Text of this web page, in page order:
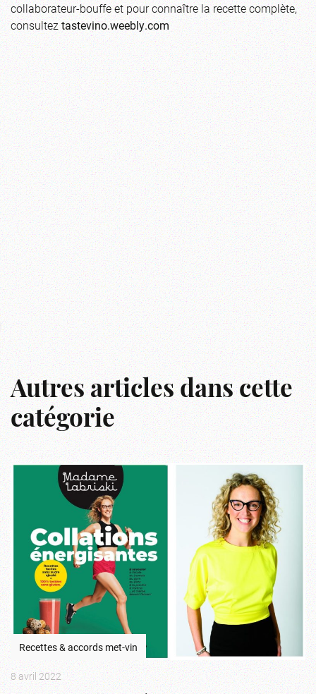
collaborateur-bouffe et pour connaître la recette complète,
consulteztastevino.weebly.com
Autres articles dans cette
catégorie
Recettes & accords met-vin
8 avril 2022